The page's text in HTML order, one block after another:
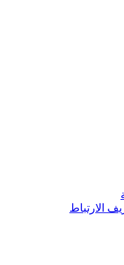
الارتباط